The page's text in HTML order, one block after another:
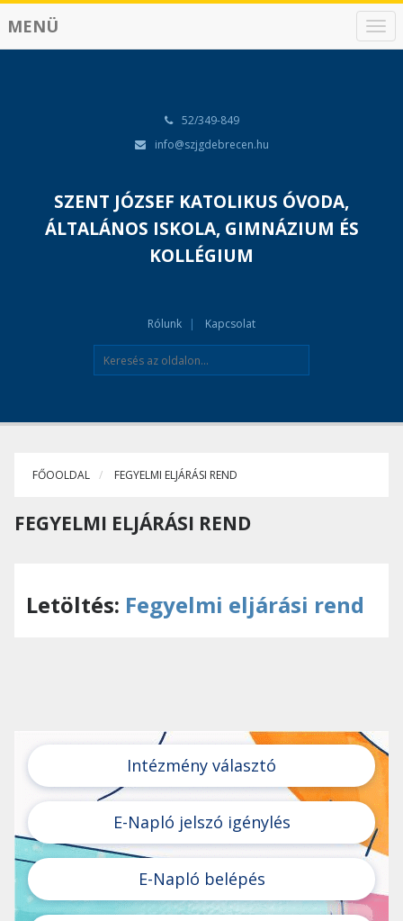
N
a
MENÜ
52/349-849
info@szjgdebrecen.hu
SZENT JÓZSEF KATOLIKUS ÓVODA,
ÁLTALÁNOS ISKOLA, GIMNÁZIUM ÉS
KOLLÉGIUM
Rólunk Kapcsolat
FŐOOLDAL FEGYELMI ELJÁRÁSI REND
FEGYELMI ELJÁRÁSI REND
Letöltés: Fegyelmi eljárási rend
Intézmény választó
E-Napló jelszó igénylés
E-Napló belépés